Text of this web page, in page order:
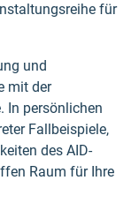
für
und
mit der
In persönlichen
Fallbeispiele,
des AID-
Raum für Ihre